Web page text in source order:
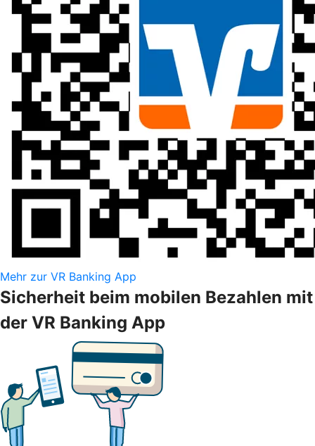
Mehr zur VR Banking App
Sicherheit beim mobilen Bezahlen mit
der VR Banking App